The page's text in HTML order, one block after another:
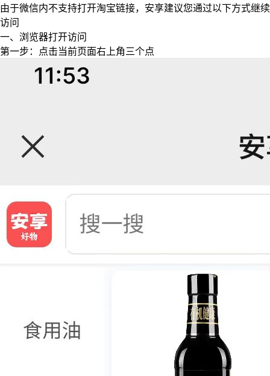
由于微信内不支持打开淘宝链接，安享建议您通过以下方式继续
访问
一、浏览器打开访问
第一步：点击当前页面右上角三个点